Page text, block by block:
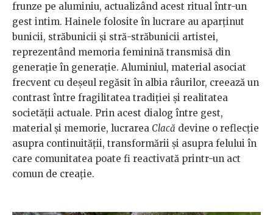
frunze pe aluminiu, actualizând acest ritual într-un
gest intim. Hainele folosite în lucrare au aparținut
bunicii, străbunicii și stră-străbunicii artistei,
reprezentând memoria feminină transmisă din
generație în generație. Aluminiul, material asociat
frecvent cu deșeul regăsit în albia râurilor, creează un
contrast între fragilitatea tradiției și realitatea
societății actuale. Prin acest dialog între gest,
material și memorie, lucrarea Clacă devine o reflecție
asupra continuității, transformării și asupra felului în
care comunitatea poate fi reactivată printr-un act
comun de creație.